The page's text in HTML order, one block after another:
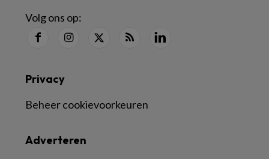
Volg ons op:
Adverteren
Privacy
Beheer cookievoorkeuren